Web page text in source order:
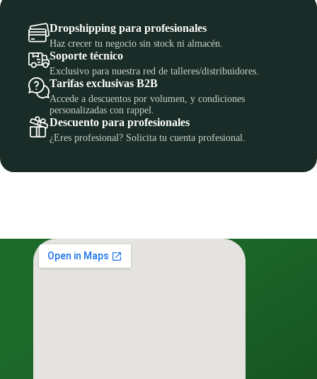
Dropshipping para profesionales
Haz crecer tu negocio sin stock ni almacén.
Soporte técnico
Exclusivo para nuestra red de talleres/distribuidores.
Tarifas exclusivas B2B
Accede a descuentos por volumen, y condiciones
personalizadas con rappel.
Descuento para profesionales
¿Eres profesional? Solicita tu cuenta profesional.